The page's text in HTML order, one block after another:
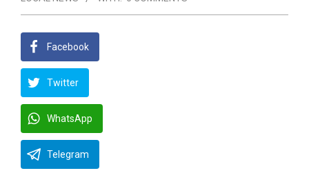
Facebook
Twitter
WhatsApp
Telegram